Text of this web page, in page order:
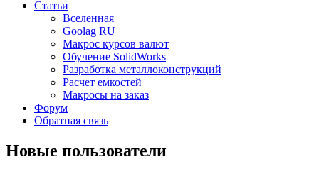
Статьи
Вселенная
Goolag RU
Макрос курсов валют
Обучение SolidWorks
Разработка металлоконструкций
Расчет емкостей
Макросы на заказ
Форум
Обратная связь
Новые пользователи